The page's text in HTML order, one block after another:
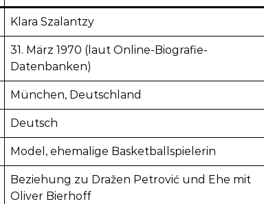
Klara Szalantzy
31. März 1970 (laut Online-Biografie-
Datenbanken)
München, Deutschland
Deutsch
Model, ehemalige Basketballspielerin
Beziehung zu Dražen Petrović und Ehe mit
Oliver Bierhoff